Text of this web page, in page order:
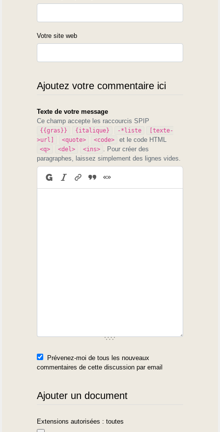
Votre site web
Ajoutez votre commentaire ici
Texte de votre message
Ce champ accepte les raccourcis SPIP
{{gras}} {italique} -*liste
[texte-
>url]
<quote> <code> et le code HTML
<q> <del> <ins>
. Pour créer des
paragraphes, laissez simplement des lignes vides.
Prévenez-moi de tous les nouveaux
commentaires de cette discussion par email
Ajouter un document
Extensions autorisées : toutes